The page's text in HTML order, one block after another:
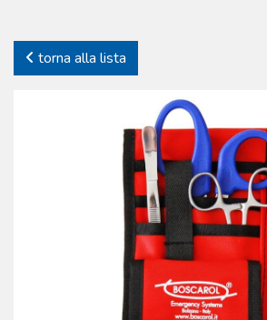
torna alla lista
processi produttivi che includono scelte di
stress meccanici, cuciture specifiche e
Niente è lasciato al caso, nemmeno la scelta
fantasia impiegati nei tessuti per le linee
produce anche l’unica RESCUE BAG
lontano ’85 dal fondatore della società Oscar
probabilmente la borsa più copiata dai
L’ampia gamma disponibile mira a soddisfare
contribuendo a rendere famoso il marchio in